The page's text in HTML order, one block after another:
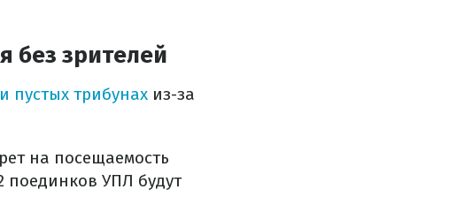
без зрителей
пустых трибунах из-за
на посещаемость
поединков УПЛ будут